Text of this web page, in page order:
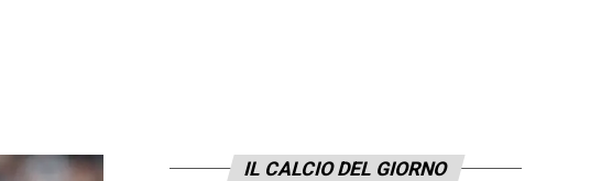
IL CALCIO DEL GIORNO